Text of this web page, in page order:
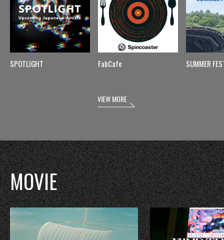
SPOTLIGHT FabCafe SUMMER
VIEW MORE
MOVIE